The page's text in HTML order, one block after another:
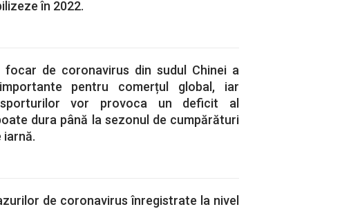
în 2022.
focar de coronavirus din sudul Chinei a
pentru comerțul global, iar
vor provoca un deficit al
dura până la sezonul de cumpărături
iarnă.
de coronavirus înregistrate la nivel